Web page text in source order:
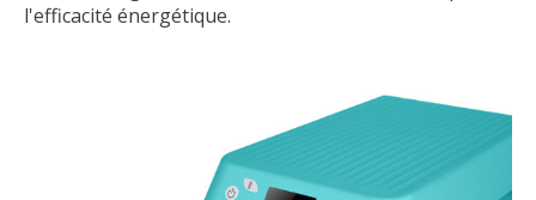
l'efficacité énergétique.